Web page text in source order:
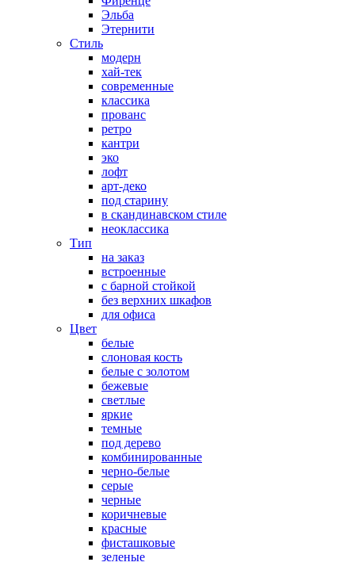
Эльба
Этернити
Стиль
модерн
хай-тек
современные
классика
прованс
ретро
кантри
эко
лофт
арт-деко
под старину
в скандинавском стиле
неоклассика
Тип
на заказ
встроенные
с барной стойкой
без верхних шкафов
для офиса
Цвет
белые
слоновая кость
белые с золотом
бежевые
светлые
яркие
темные
под дерево
комбинированные
черно-белые
серые
черные
коричневые
красные
фисташковые
зеленые